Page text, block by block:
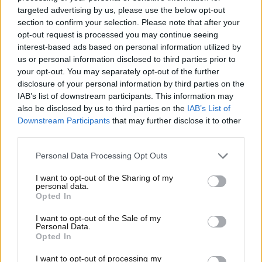
targeted advertising by us, please use the below opt-out
section to confirm your selection. Please note that after your
opt-out request is processed you may continue seeing
interest-based ads based on personal information utilized by
us or personal information disclosed to third parties prior to
your opt-out. You may separately opt-out of the further
disclosure of your personal information by third parties on the
IAB’s list of downstream participants. This information may
also be disclosed by us to third parties on the IAB’s List of
Downstream Participants that may further disclose it to other
Personal Data Processing Opt Outs
I want to opt-out of the Sharing of my
personal data.
Opted In
I want to opt-out of the Sale of my
Personal Data.
Opted In
I want to opt-out of processing my
l’azienda ha trovato un modo per sfruttarli
comunque, convincendo i suoi clienti a passare ai
suoi tanti modelli elettrici…con una promo.
L’offerta valida sui modelliKONA Electrice la nuova
IONIQ 5– qui la promo è di 9.000 euro – oIONIQ 6
qui si arriva fino a 10.000 euro invece – è molto
allettante: su queste auto, si può ottenere uno
sconto molto interessante, soprattutto
a chiunque di portarsi a casa un modello di questo
Ci sono però alcune condizioni per accedere a questa
sul sito: